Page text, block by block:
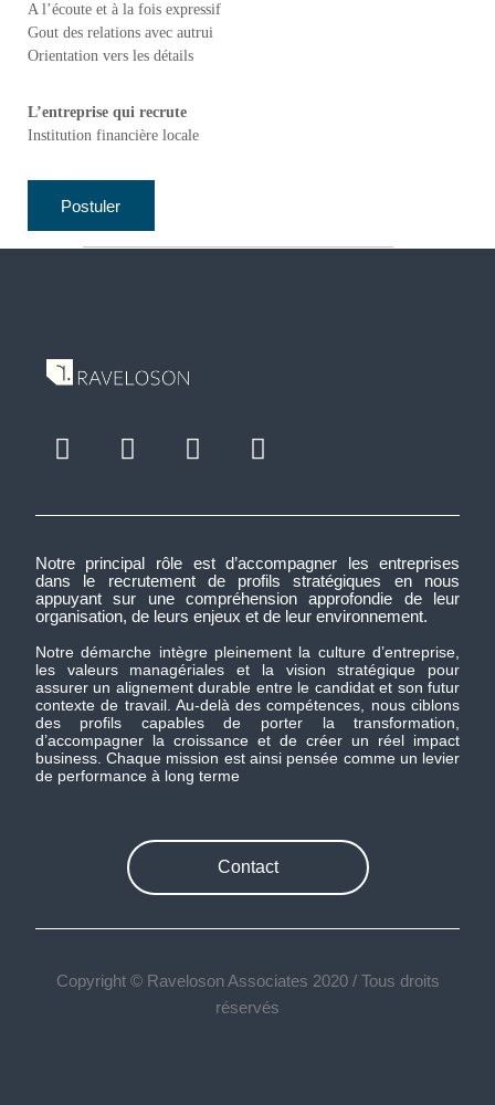
A l’écoute et à la fois expressif
Gout des relations avec autrui
Orientation vers les détails
L’entreprise qui recrute
Institution financière locale
Notre principal rôle est d’accompagner les entreprises
dans le recrutement de profils stratégiques en nous
appuyant sur une compréhension approfondie de leur
organisation, de leurs enjeux et de leur environnement.
Notre démarche intègre pleinement la culture d’entreprise,
les valeurs managériales et la vision stratégique pour
assurer un alignement durable entre le candidat et son futur
contexte de travail. Au-delà des compétences, nous ciblons
des profils capables de porter la transformation,
d’accompagner la croissance et de créer un réel impact
business. Chaque mission est ainsi pensée comme un levier
de performance à long terme
Contact
Copyright © Raveloson Associates 2020 / Tous droits
réservés